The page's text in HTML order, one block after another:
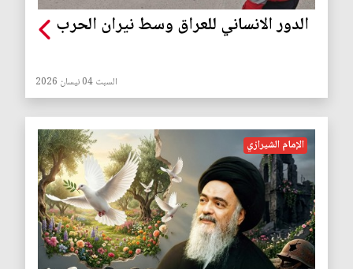
الدور الانساني للعراق وسط نيران الحرب
السبت 04 نيسان 2026
الإمام الشيرازي